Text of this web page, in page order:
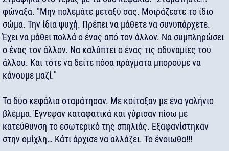
φώναξα. "Μην πολεμάτε μεταξύ σας. Μοιράζεστε το ίδιο
σώμα. Την ίδια ψυχή. Πρέπει να μάθετε να συνυπάρχετε.
Έχει να μάθει πολλά ο ένας από τον άλλον. Να συμπληρώσει
ο ένας τον άλλον. Να καλύπτει ο ένας τις αδυναμίες του
άλλου. Και τότε να δείτε πόσα πράγματα μπορούμε να
κάνουμε μαζί."
Τα δύο κεφάλια σταμάτησαν. Με κοίταξαν με ένα γαλήνιο
βλέμμα. Έγνεψαν καταφατικά και γύρισαν πίσω με
κατεύθυνση το εσωτερικό της σπηλιάς. Εξαφανίστηκαν
στην ομίχλη… Κάτι άρχισε να αλλάζει. Το ένοιωθα!!!